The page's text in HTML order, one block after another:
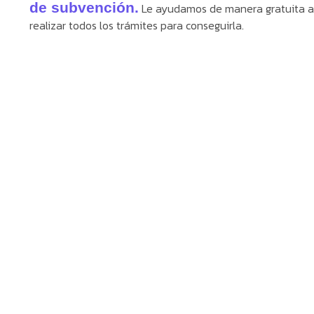
de subvención. Le ayudamos de manera gratuita a
realizar todos los trámites para conseguirla.